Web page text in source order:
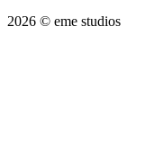
2026 © eme studios